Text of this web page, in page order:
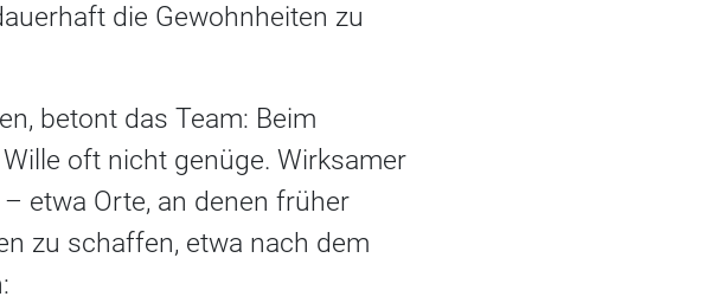
die Gewohnheiten zu
betont das Team: Beim
oft nicht genüge. Wirksamer
etwa Orte, an denen früher
zu schaffen, etwa nach dem